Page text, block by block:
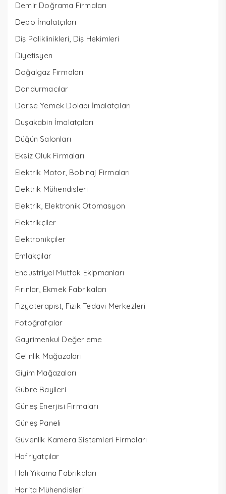
Demir Doğrama Firmaları
Depo İmalatçıları
Diş Poliklinikleri, Diş Hekimleri
Diyetisyen
Doğalgaz Firmaları
Dondurmacılar
Dorse Yemek Dolabı İmalatçıları
Duşakabin İmalatçıları
Düğün Salonları
Eksiz Oluk Firmaları
Elektrik Motor, Bobinaj Firmaları
Elektrik Mühendisleri
Elektrik, Elektronik Otomasyon
Elektrikçiler
Elektronikçiler
Emlakçılar
Endüstriyel Mutfak Ekipmanları
Fırınlar, Ekmek Fabrikaları
Fizyoterapist, Fizik Tedavi Merkezleri
Fotoğrafçılar
Gayrimenkul Değerleme
Gelinlik Mağazaları
Giyim Mağazaları
Gübre Bayileri
Güneş Enerjisi Firmaları
Güneş Paneli
Güvenlik Kamera Sistemleri Firmaları
Hafriyatçılar
Halı Yıkama Fabrikaları
Harita Mühendisleri